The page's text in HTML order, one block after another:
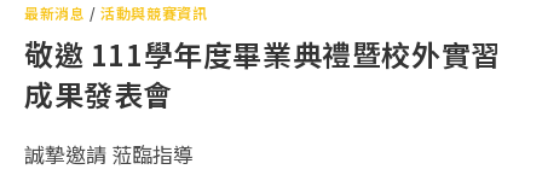
最新消息 /活動與競賽資訊
敬邀 111學年度畢業典禮暨校外實習
成果發表會
誠摯邀請 蒞臨指導